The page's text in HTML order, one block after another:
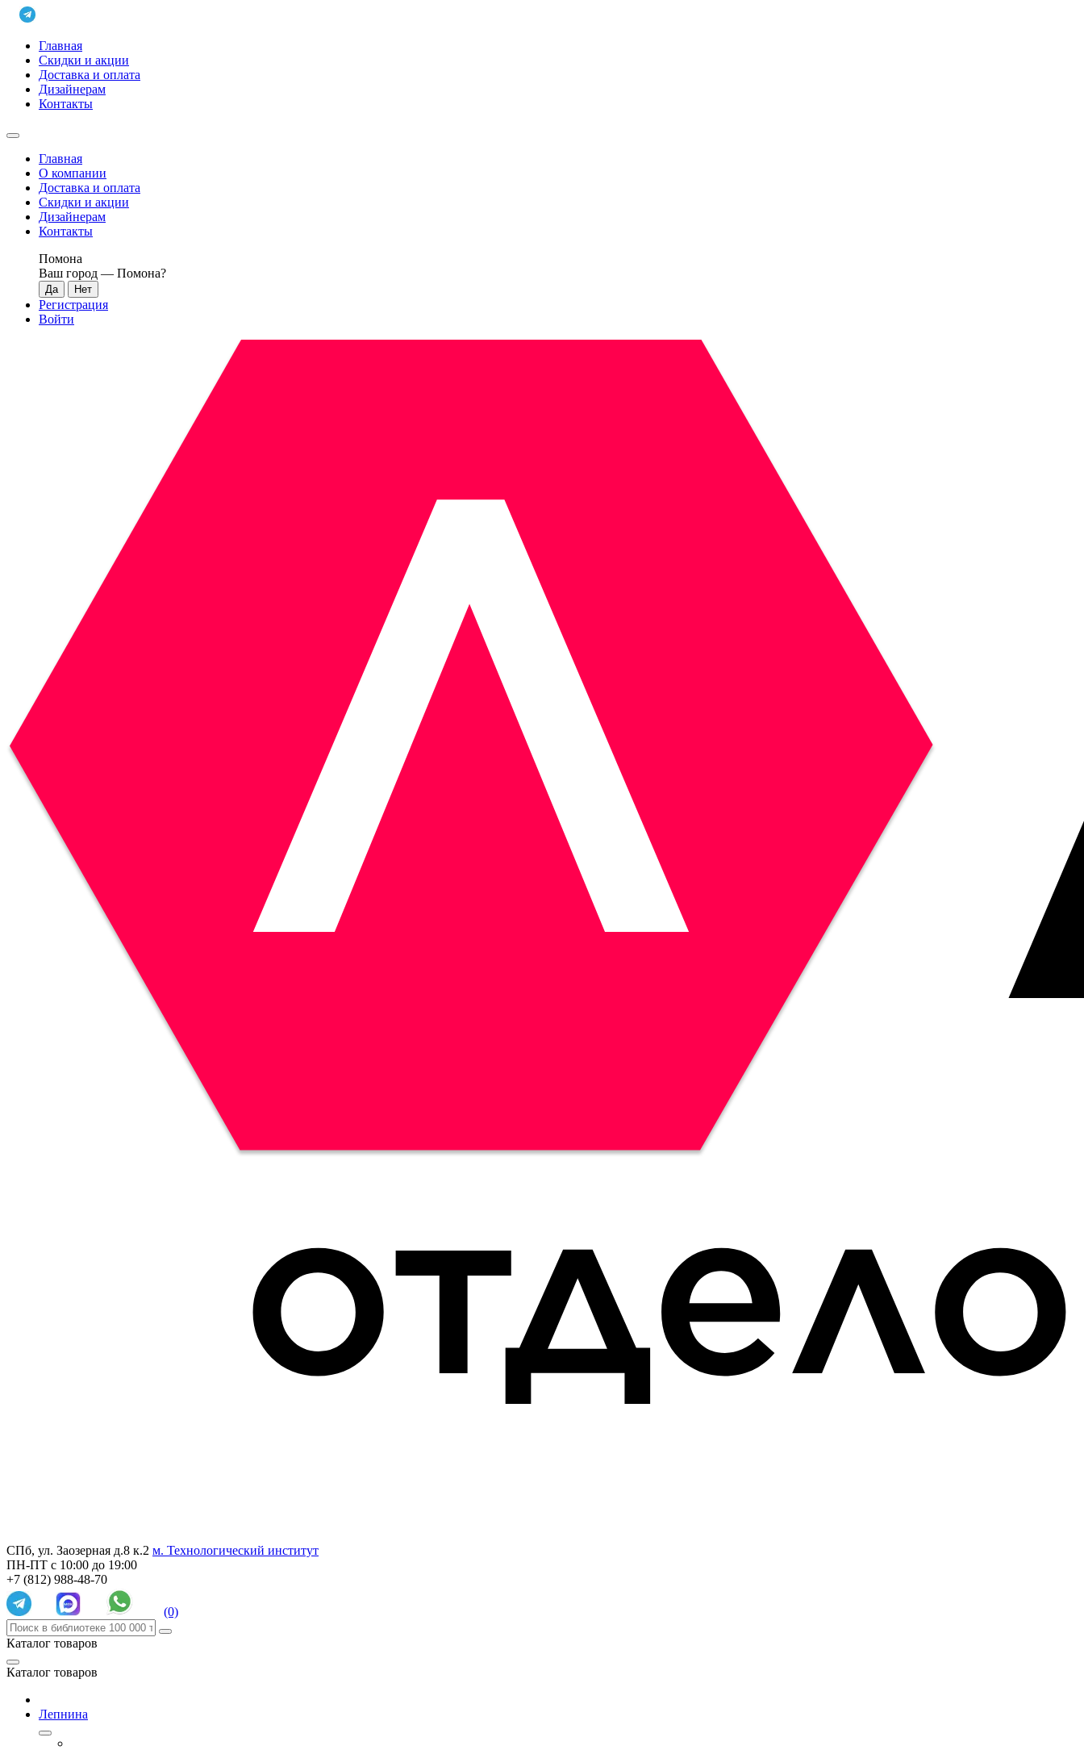
Главная
Скидки и акции
Доставка и оплата
Дизайнерам
Контакты
Главная
О компании
Доставка и оплата
Скидки и акции
Дизайнерам
Контакты
Помона
Ваш город — Помона?
Регистрация
Войти
СПб, ул. Заозерная д.8 к.2 м. Технологический институт
ПН-ПТ с 10:00 до 19:00
+7 (812) 988-48-70
(0)
Каталог товаров
Каталог товаров
Лепнина